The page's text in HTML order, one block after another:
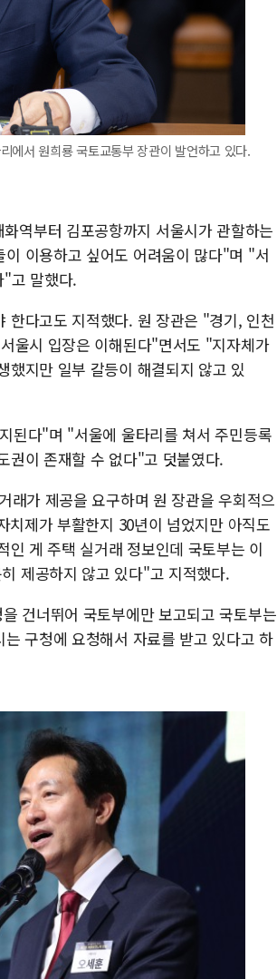
에서 원희룡 국토교통부 장관이 발언하고 있다.
역부터 김포공항까지 서울시가 관할하는
이용하고 싶어도 어려움이 많다"며 "서
고 말했다.
한다고도 지적했다. 원 장관은 "경기, 인천
울시 입장은 이해된다"면서도 "지자체가
했지만 일부 갈등이 해결되지 않고 있
된다"며 "서울에 울타리를 쳐서 주민등록
권이 존재할 수 없다"고 덧붙였다.
래가 제공을 요구하며 원 장관을 우회적으
제가 부활한지 30년이 넘었지만 아직도
게 주택 실거래 정보인데 국토부는 이
제공하지 않고 있다"고 지적했다.
건너뛰어 국토부에만 보고되고 국토부는
구청에 요청해서 자료를 받고 있다고 하